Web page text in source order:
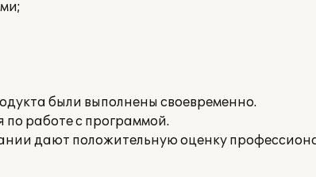
были выполнены своевременно.
работе с программой.
дают положительную оценку